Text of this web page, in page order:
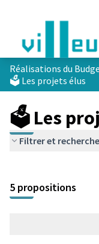
Réalisations du
🗳️ Les projets élus
🗳️ Les
Filtrer et
+
−
5 propositions